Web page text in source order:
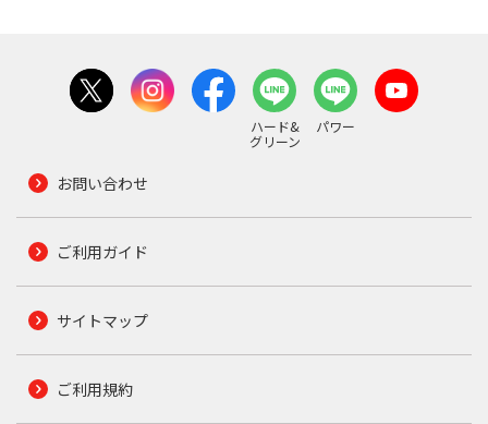
ハード&
グリーン
パワー
お問い合わせ
ご利用ガイド
サイトマップ
ご利用規約